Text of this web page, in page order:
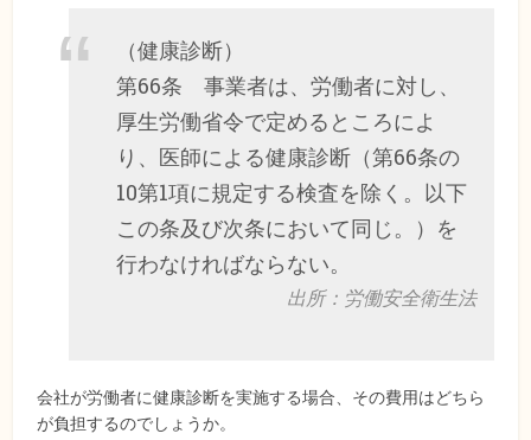
（健康診断）
第66条 事業者は、労働者に対し、
厚生労働省令で定めるところによ
り、医師による健康診断（第66条の
10第1項に規定する検査を除く。以下
この条及び次条において同じ。）を
行わなければならない。
出所：労働安全衛生法
会社が労働者に健康診断を実施する場合、その費用はどちら
が負担するのでしょうか。